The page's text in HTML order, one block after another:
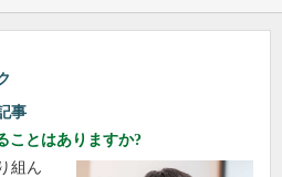
事
ことはありますか?
組ん